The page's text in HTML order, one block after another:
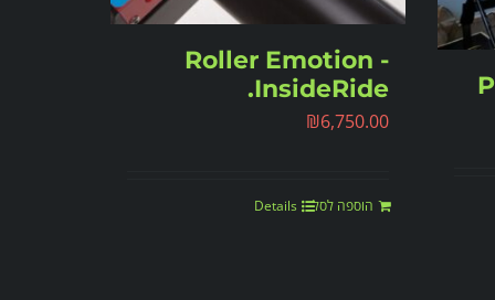
Roller Emotion -
InsideRide.
₪6,750.00
הוספה לסל Details